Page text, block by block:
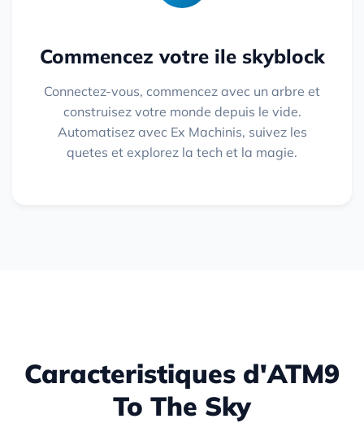
Commencez votre ile skyblock
Connectez-vous, commencez avec un arbre et
construisez votre monde depuis le vide.
Automatisez avec Ex Machinis, suivez les
quetes et explorez la tech et la magie.
Caracteristiques d'ATM9
To The Sky